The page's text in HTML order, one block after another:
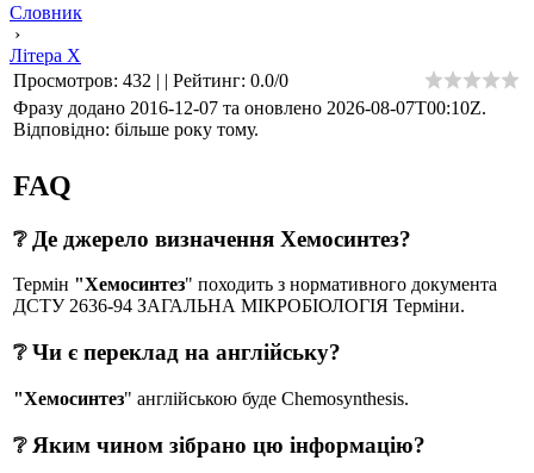
Словник
›
Літера Х
Просмотров: 432 | | Рейтинг: 0.0/0
Фразу додано 2016-12-07 та оновлено 2026-08-07T00:10Z.
Відповідно: більше року тому.
FAQ
❔ Де джерело визначення Хемосинтез?
Термін "Хемосинтез" походить з нормативного документа
ДСТУ 2636-94 ЗАГАЛЬНА МІКРОБІОЛОГІЯ Терміни.
❔ Чи є переклад на англійську?
"Хемосинтез" англійською буде Chemosynthesis.
❔ Яким чином зібрано цю інформацію?